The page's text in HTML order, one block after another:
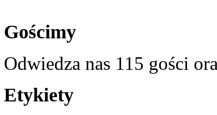
Gościmy
Odwiedza nas 115 gości
Etykiety